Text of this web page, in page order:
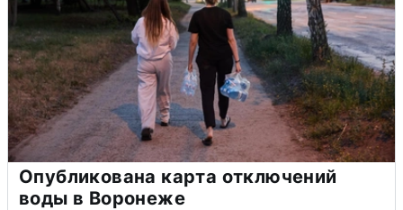
Опубликована карта отключений
воды в Воронеже